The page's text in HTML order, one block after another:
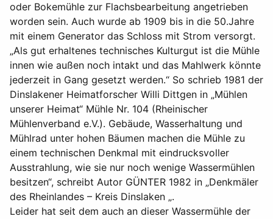
oder Bokemühle zur Flachsbearbeitung angetrieben
worden sein. Auch wurde ab 1909 bis in die 50.Jahre
mit einem Generator das Schloss mit Strom versorgt.
„Als gut erhaltenes technisches Kulturgut ist die Mühle
innen wie außen noch intakt und das Mahlwerk könnte
jederzeit in Gang gesetzt werden.“ So schrieb 1981 der
Dinslakener Heimatforscher Willi Dittgen in „Mühlen
unserer Heimat“ Mühle Nr. 104 (Rheinischer
Mühlenverband e.V.). Gebäude, Wasserhaltung und
Mühlrad unter hohen Bäumen machen die Mühle zu
einem technischen Denkmal mit eindrucksvoller
Ausstrahlung, wie sie nur noch wenige Wassermühlen
besitzen“, schreibt Autor GÜNTER 1982 in „Denkmäler
des Rheinlandes – Kreis Dinslaken „.
Leider hat seit dem auch an dieser Wassermühle der